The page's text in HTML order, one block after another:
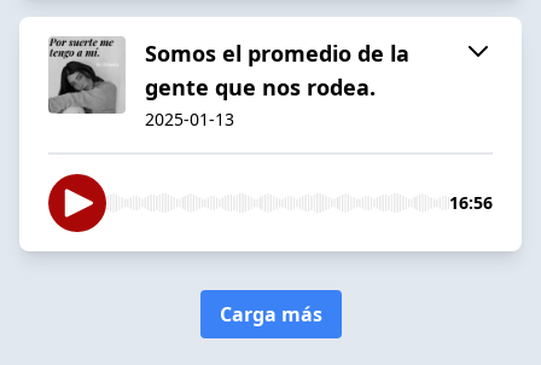
Somos el promedio de la
gente que nos rodea.
2025-01-13
16:56
Carga más